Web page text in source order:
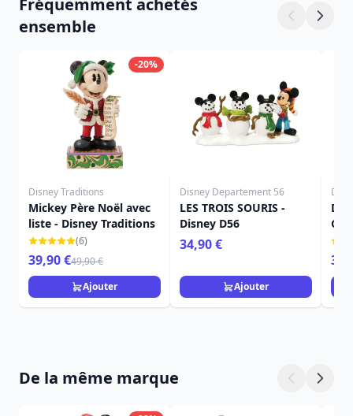
Fréquemment achetés
ensemble
-20%
Disney Traditions
Mickey Père Noël avec
liste - Disney Traditions
(6)
39,90 €49,90 €
Ajouter
Disney Departement 56
LES TROIS SOURIS -
Disney D56
34,90 €
Ajouter
De la même marque